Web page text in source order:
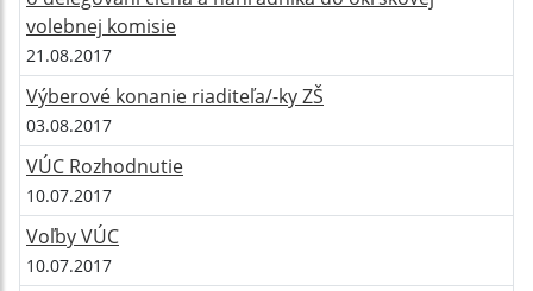
volebnej komisie
21.08.2017
Výberové konanie riaditeľa/-ky ZŠ
03.08.2017
VÚC Rozhodnutie
10.07.2017
Voľby VÚC
10.07.2017